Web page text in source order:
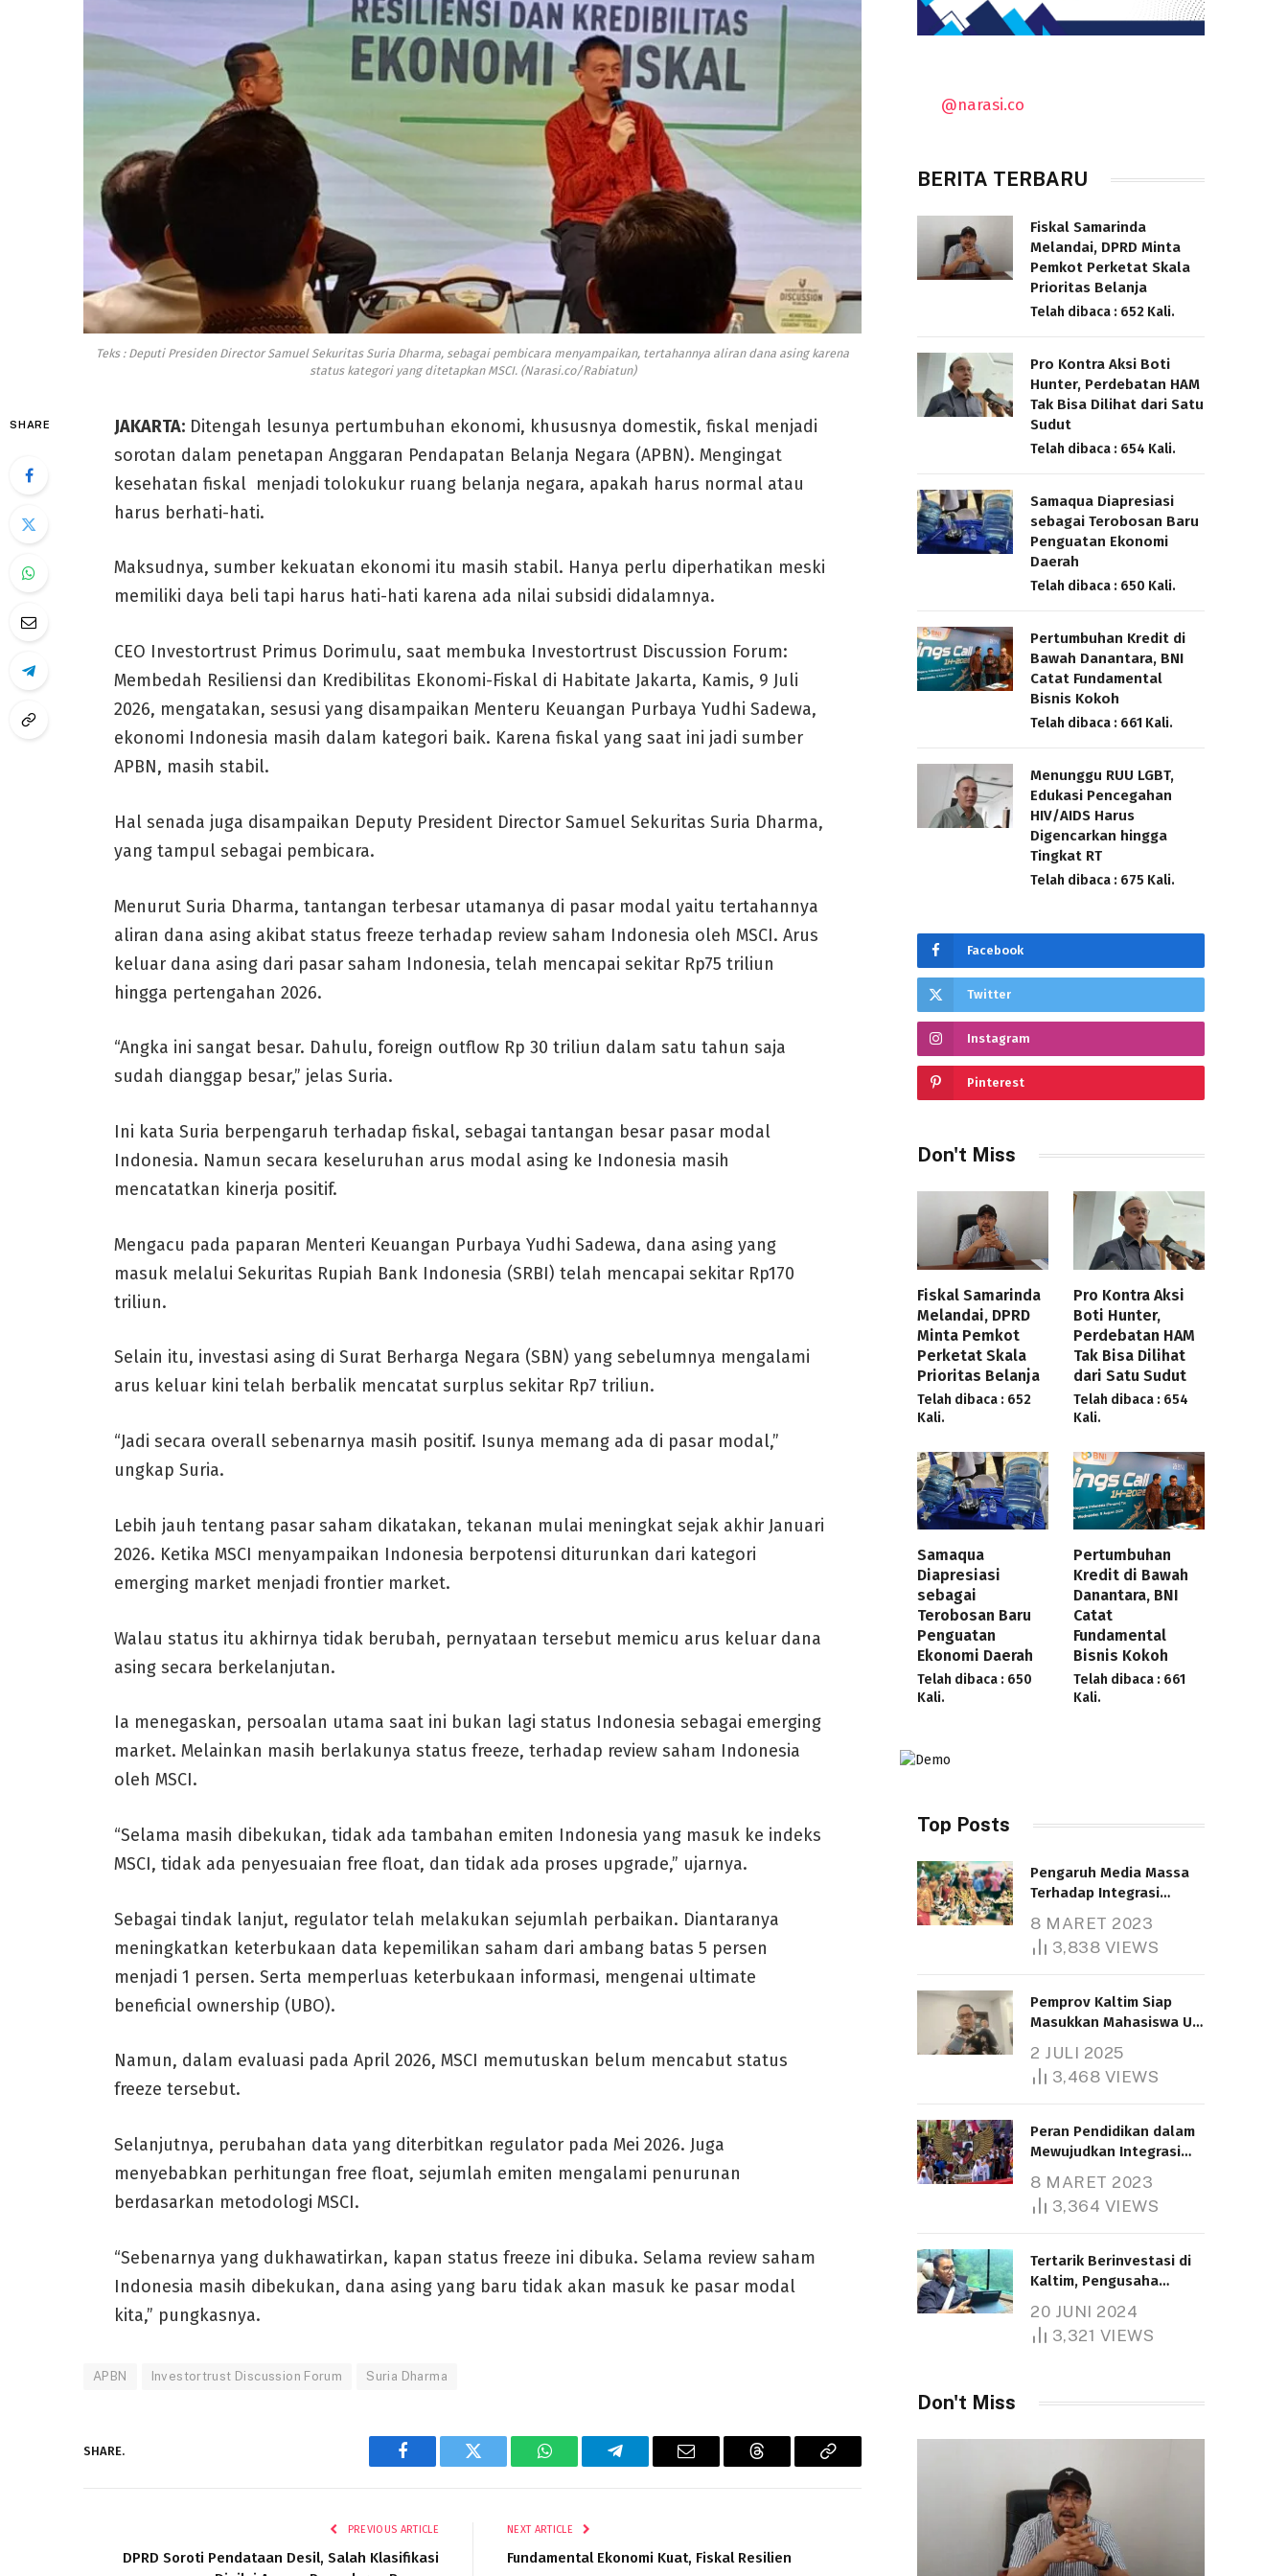
Teks : Deputi Presiden Director Samuel Sekuritas Suria Dharma, sebagai pembicara menyampaikan, tertahannya aliran dana asing karena
status kategori yang ditetapkan MSCI. (Narasi.co/Rabiatun)
SHARE JAKARTA:Ditengah lesunya pertumbuhan ekonomi, khususnya domestik, fiskal menjadi
sorotan dalam penetapan Anggaran Pendapatan Belanja Negara (APBN). Mengingat
kesehatan fiskal menjadi tolokukur ruang belanja negara, apakah harus normal atau
harus berhati-hati.
Maksudnya, sumber kekuatan ekonomi itu masih stabil. Hanya perlu diperhatikan meski
memiliki daya beli tapi harus hati-hati karena ada nilai subsidi didalamnya.
CEO Investortrust Primus Dorimulu, saat membuka Investortrust Discussion Forum:
Membedah Resiliensi dan Kredibilitas Ekonomi-Fiskal di Habitate Jakarta, Kamis, 9 Juli
2026, mengatakan, sesusi yang disampaikan Menteru Keuangan Purbaya Yudhi Sadewa,
ekonomi Indonesia masih dalam kategori baik. Karena fiskal yang saat ini jadi sumber
APBN, masih stabil.
Hal senada juga disampaikan Deputy President Director Samuel Sekuritas Suria Dharma,
yang tampul sebagai pembicara.
Menurut Suria Dharma, tantangan terbesar utamanya di pasar modal yaitu tertahannya
aliran dana asing akibat status freeze terhadap review saham Indonesia oleh MSCI. Arus
keluar dana asing dari pasar saham Indonesia, telah mencapai sekitar Rp75 triliun
hingga pertengahan 2026.
“Angka ini sangat besar. Dahulu, foreign outflow Rp 30 triliun dalam satu tahun saja
sudah dianggap besar,” jelas Suria.
Ini kata Suria berpengaruh terhadap fiskal, sebagai tantangan besar pasar modal
Indonesia. Namun secara keseluruhan arus modal asing ke Indonesia masih
mencatatkan kinerja positif.
Mengacu pada paparan Menteri Keuangan Purbaya Yudhi Sadewa, dana asing yang
masuk melalui Sekuritas Rupiah Bank Indonesia (SRBI) telah mencapai sekitar Rp170
triliun.
Selain itu, investasi asing di Surat Berharga Negara (SBN) yang sebelumnya mengalami
arus keluar kini telah berbalik mencatat surplus sekitar Rp7 triliun.
“Jadi secara overall sebenarnya masih positif. Isunya memang ada di pasar modal,”
ungkap Suria.
Lebih jauh tentang pasar saham dikatakan, tekanan mulai meningkat sejak akhir Januari
2026. Ketika MSCI menyampaikan Indonesia berpotensi diturunkan dari kategori
emerging market menjadi frontier market.
Walau status itu akhirnya tidak berubah, pernyataan tersebut memicu arus keluar dana
asing secara berkelanjutan.
Ia menegaskan, persoalan utama saat ini bukan lagi status Indonesia sebagai emerging
market. Melainkan masih berlakunya status freeze, terhadap review saham Indonesia
oleh MSCI.
“Selama masih dibekukan, tidak ada tambahan emiten Indonesia yang masuk ke indeks
MSCI, tidak ada penyesuaian free float, dan tidak ada proses upgrade,” ujarnya.
Sebagai tindak lanjut, regulator telah melakukan sejumlah perbaikan. Diantaranya
meningkatkan keterbukaan data kepemilikan saham dari ambang batas 5 persen
menjadi 1 persen. Serta memperluas keterbukaan informasi, mengenai ultimate
beneficial ownership (UBO).
Namun, dalam evaluasi pada April 2026, MSCI memutuskan belum mencabut status
freeze tersebut.
Selanjutnya, perubahan data yang diterbitkan regulator pada Mei 2026. Juga
menyebabkan perhitungan free float, sejumlah emiten mengalami penurunan
berdasarkan metodologi MSCI.
“Sebenarnya yang dukhawatirkan, kapan status freeze ini dibuka. Selama review saham
Indonesia masih dibekukan, dana asing yang baru tidak akan masuk ke pasar modal
kita,” pungkasnya.
APBN Investortrust Discussion Forum Suria Dharma
SHARE.
Facebook Twitter WhatsAppTelegram Email Threads
Copy
PREVIOUS ARTICLE
DPRD Soroti Pendataan Desil, Salah Klasifikasi
NEXT ARTICLE
Fundamental Ekonomi Kuat, Fiskal Resilien
@narasi.co
BERITA TERBARU
Fiskal Samarinda
Melandai, DPRD Minta
Pemkot Perketat Skala
Prioritas Belanja
Telah dibaca : 652 Kali.
Pro Kontra Aksi Boti
Hunter, Perdebatan HAM
Tak Bisa Dilihat dari Satu
Sudut
Telah dibaca : 654 Kali.
Samaqua Diapresiasi
sebagai Terobosan Baru
Penguatan Ekonomi
Daerah
Telah dibaca : 650 Kali.
Pertumbuhan Kredit di
Bawah Danantara, BNI
Catat Fundamental
Bisnis Kokoh
Telah dibaca : 661 Kali.
Menunggu RUU LGBT,
Edukasi Pencegahan
HIV/AIDS Harus
Digencarkan hingga
Tingkat RT
Telah dibaca : 675 Kali.
Facebook
Twitter
Instagram
Pinterest
Don't Miss
Fiskal Samarinda
Melandai, DPRD
Minta Pemkot
Perketat Skala
Prioritas Belanja
Telah dibaca : 652
Kali.
Pro Kontra Aksi
Boti Hunter,
Perdebatan HAM
Tak Bisa Dilihat
dari Satu Sudut
Telah dibaca : 654
Kali.
Samaqua
Diapresiasi
sebagai
Terobosan Baru
Penguatan
Ekonomi Daerah
Telah dibaca : 650
Kali.
Pertumbuhan
Kredit di Bawah
Danantara, BNI
Catat
Fundamental
Bisnis Kokoh
Telah dibaca : 661
Kali.
Top Posts
Pengaruh Media Massa
Terhadap Integrasi
Telah dibaca : 4.603 Kali.
8 MARET 2023
3,838 VIEWS
Pemprov Kaltim Siap
Masukkan Mahasiswa UT
Bantuan Pendidikan
Gratispol
2 JULI 2025
3,468 VIEWS
Peran Pendidikan dalam
Mewujudkan Integrasi
Telah dibaca : 5.256 Kali.
8 MARET 2023
3,364 VIEWS
Tertarik Berinvestasi di
Kaltim, Pengusaha
1.000 Hektare
Telah dibaca : 1.278 Kali.
20 JUNI 2024
3,321 VIEWS
Don't Miss